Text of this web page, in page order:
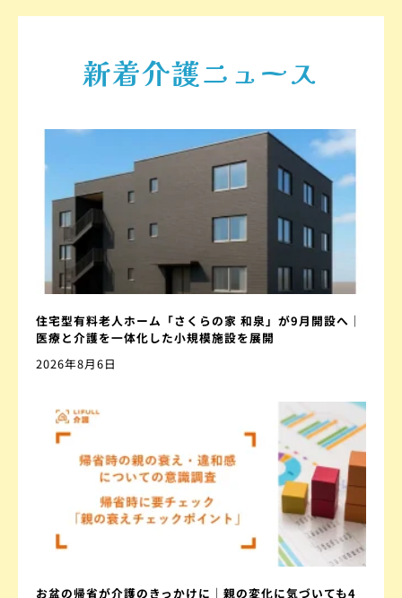
新着介護ニュース
住宅型有料老人ホーム「さくらの家 和泉」が9月開設へ｜
医療と介護を一体化した小規模施設を展開
2026年8月6日
お盆の帰省が介護のきっかけに｜親の変化に気づいても4